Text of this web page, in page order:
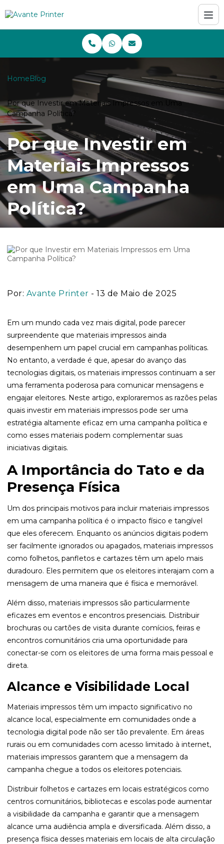
HomeBlog
Por que Investir em Materiais Impressos em Uma
Campanha Política?
Por que Investir em
Materiais Impressos
em Uma Campanha
Política?
Por: Avante Printer - 13 de Maio de 2025
Em um mundo cada vez mais digital, pode parecer
surpreendente que materiais impressos ainda
desempenhem um papel crucial em campanhas políticas.
No entanto, a verdade é que, apesar do avanço das
tecnologias digitais, os materiais impressos continuam a ser
uma ferramenta poderosa para comunicar mensagens e
engajar eleitores. Neste artigo, exploraremos as razões pelas
quais investir em materiais impressos pode ser uma
estratégia altamente eficaz em uma campanha política e
como esses materiais podem complementar suas
iniciativas digitais.
A Importância do Tato e da
Presença Física
Um dos principais motivos para incluir materiais impressos
em uma campanha política é o impacto físico e tangível
que eles oferecem. Enquanto os anúncios digitais podem
ser facilmente ignorados ou apagados, materiais impressos
como folhetos, panfletos e cartazes têm um apelo mais
duradouro. Eles permitem que os eleitores interajam com a
mensagem de uma maneira que é física e memorável.
Além disso, materiais impressos são particularmente
eficazes em eventos e encontros presenciais. Distribuir
brochuras ou cartões de visita durante comícios, feiras e
encontros comunitários cria uma oportunidade para
conectar-se com os eleitores de uma forma mais pessoal e
direta.
Alcance e Visibilidade Local
Materiais impressos têm um impacto significativo no
alcance local, especialmente em comunidades onde a
tecnologia digital pode não ser tão prevalente. Em áreas
rurais ou em comunidades com acesso limitado à internet,
materiais impressos garantem que a mensagem da
campanha chegue a todos os eleitores potenciais.
Distribuir folhetos e cartazes em locais estratégicos como
centros comunitários, bibliotecas e escolas pode aumentar
a visibilidade da campanha e garantir que a mensagem
alcance uma audiência ampla e diversificada. Além disso, a
presença física desses materiais em locais de alta circulação